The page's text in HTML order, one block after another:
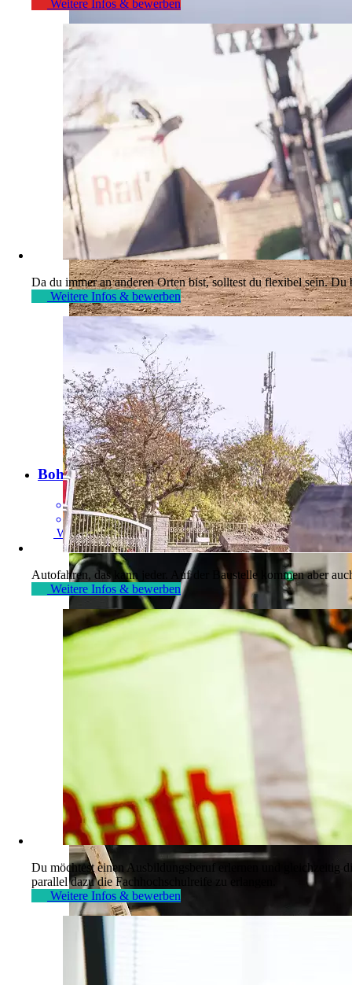
Weitere Infos & bewerben
Da du immer an anderen Orten bist, solltest du flexibel sein.
Weitere Infos & bewerben
Autofahren, das kann jeder. Auf der Baustelle kommen aber
Weitere Infos & bewerben
Du möchtest einen Ausbildungsberuf erlernen und gleichzeitig
parallel dazu die Fachhochschulreife zu erlangen.
Weitere Infos & bewerben
Bohlenbediener[m/w/d]
Ab sofort
Vollzeit
Weitere Infos & bewerben